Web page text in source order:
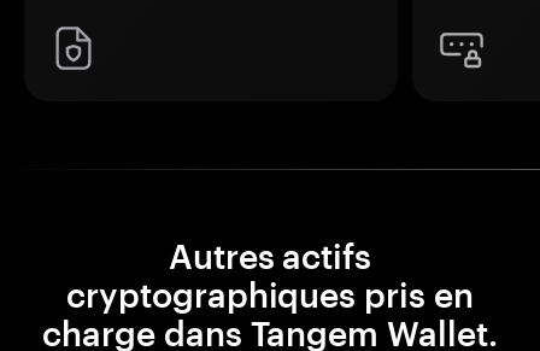
Autres actifs
cryptographiques pris en
charge dans Tangem Wallet.